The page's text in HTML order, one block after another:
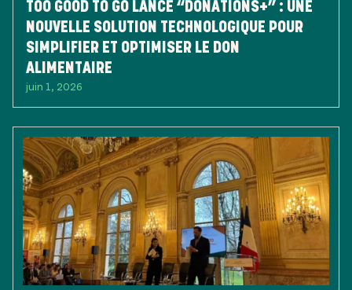
TOO GOOD TO GO LANCE “DONATIONS+” : UNE
NOUVELLE SOLUTION TECHNOLOGIQUE POUR
SIMPLIFIER ET OPTIMISER LE DON
ALIMENTAIRE
juin 1, 2026